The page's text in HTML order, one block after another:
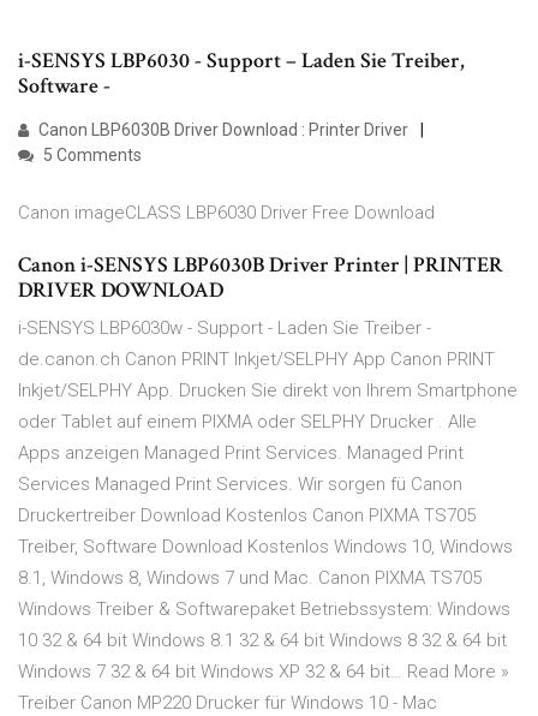
i-SENSYS LBP6030 - Support – Laden Sie Treiber,
Software -
Canon LBP6030B Driver Download : Printer Driver
5 Comments
Canon imageCLASS LBP6030 Driver Free Download
Canon i-SENSYS LBP6030B Driver Printer | PRINTER
DRIVER DOWNLOAD
i-SENSYS LBP6030w - Support - Laden Sie Treiber -
de.canon.ch Canon PRINT Inkjet/SELPHY App Canon PRINT
Inkjet/SELPHY App. Drucken Sie direkt von Ihrem Smartphone
oder Tablet auf einem PIXMA oder SELPHY Drucker . Alle
Apps anzeigen Managed Print Services. Managed Print
Services Managed Print Services. Wir sorgen fü Canon
Druckertreiber Download Kostenlos Canon PIXMA TS705
Treiber, Software Download Kostenlos Windows 10, Windows
8.1, Windows 8, Windows 7 und Mac. Canon PIXMA TS705
Windows Treiber & Softwarepaket Betriebssystem: Windows
10 32 & 64 bit Windows 8.1 32 & 64 bit Windows 8 32 & 64 bit
Windows 7 32 & 64 bit Windows XP 32 & 64 bit… Read More »
Treiber Canon MP220 Drucker für Windows 10 - Mac